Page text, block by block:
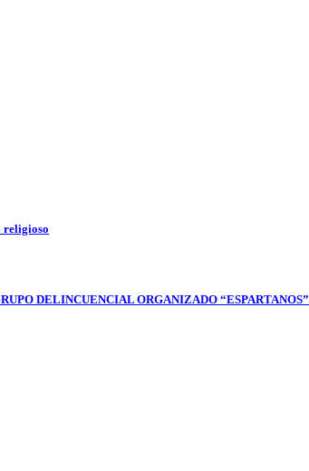
religioso
DELINCUENCIAL ORGANIZADO “ESPARTANOS”